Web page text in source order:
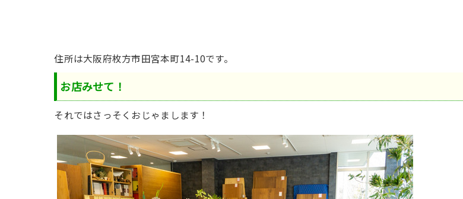
住所は大阪府枚方市田宮本町14-10です。
お店みせて！
それではさっそくおじゃまします！